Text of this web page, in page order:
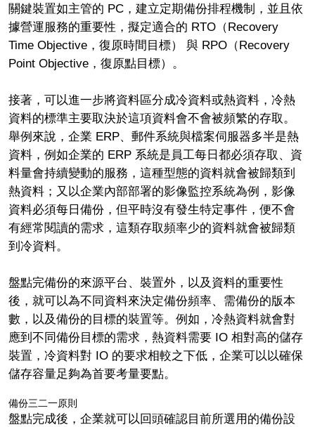
關鍵裝置如主管的 PC，建立定期備份排程機制，並且依
據營運服務的重要性，擬定適合的 RTO（Recovery
Time Objective，復原時間目標） 與 RPO（Recovery
Point Objective，復原點目標）。
接著，可以進一步將資料區分成冷資料或熱資料，冷熱
資料的標準主要取決於這項資料會不會被頻繁的存取。
舉例來說，企業 ERP、郵件系統與檔案伺服器多半是熱
資料，例如企業的 ERP 系統是員工每日都必須存取、資
料量會持續變動的服務，這種型態的資料就會被歸類到
熱資料；又以企業內部部署的影像監控系統為例，影像
資料必須每日備份，但平時沒有發生特定事件，便不會
有經常閱讀的需求，這類存取頻率少的資料就會被歸類
到冷資料。
盤點完備份的來源平台、裝置外，以及資料的重要性
後，就可以為不同資料來決定備份頻率、需備份的版本
數，以及備份的目標的裝置等。例如，冷熱資料就會對
應到不同備份目標的需求，熱資料需要 IO 相對高的儲存
裝置，冷資料對 IO 的要求相較之下低，企業可以以確保
儲存容量足夠為首要考量要點。
備份三二一原則
盤點完成後，企業就可以回頭確認目前所選用的備份設